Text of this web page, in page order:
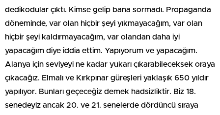
dedikodular çıktı. Kimse gelip bana sormadı. Propaganda
döneminde, var olan hiçbir şeyi yıkmayacağım, var olan
hiçbir şeyi kaldırmayacağım, var olandan daha iyi
yapacağım diye iddia ettim. Yapıyorum ve yapacağım.
Alanya için seviyeyi ne kadar yukarı çıkarabileceksek oraya
çıkacağız. Elmalı ve Kırkpınar güreşleri yaklaşık 650 yıldır
yapılıyor. Bunları geçeceğiz demek hadsizliktir. Biz 18.
senedeyiz ancak 20. ve 21. senelerde dördüncü sıraya